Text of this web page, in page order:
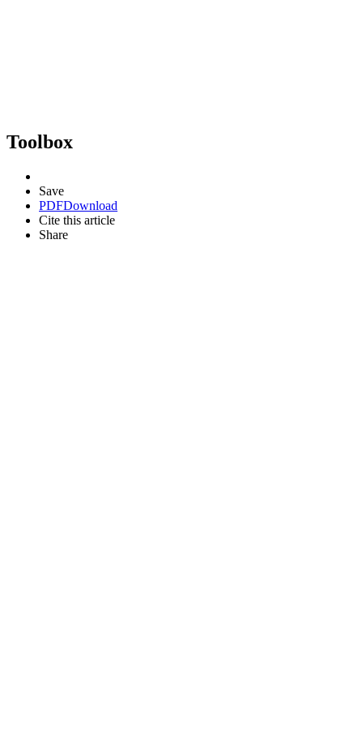
Toolbox
Save
PDFDownload
Cite this article
Share